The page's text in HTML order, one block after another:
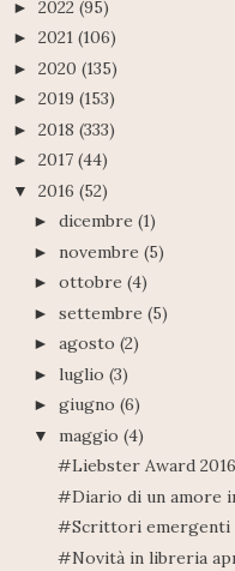
► 2022 (95)
► 2021 (106)
► 2020 (135)
► 2019 (153)
► 2018 (333)
► 2017 (44)
▼ 2016 (52)
► dicembre (1)
► novembre (5)
► ottobre (4)
► settembre (5)
► agosto (2)
► luglio (3)
► giugno (6)
▼ maggio (4)
#Liebster Award 2016
#Diario di un amore
#Scrittori emergenti
#Novità in libreria